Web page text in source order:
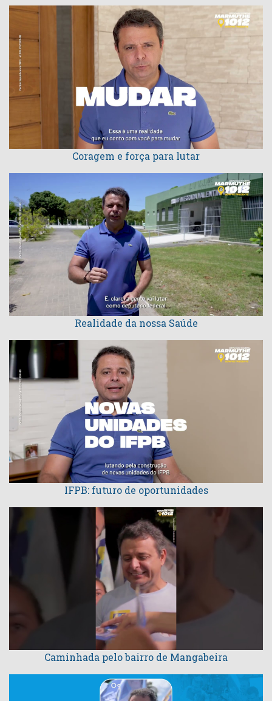
Coragem e força para lutar
Realidade da nossa Saúde
IFPB: futuro de oportunidades
Caminhada pelo bairro de Mangabeira